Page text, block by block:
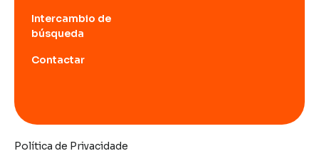
Intercambio de
búsqueda
Contactar
Política de Privacidade